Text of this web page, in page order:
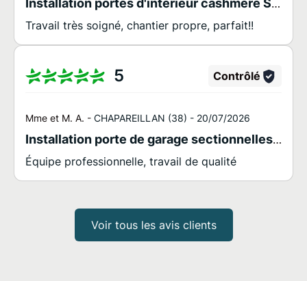
Installation portes d'intérieur cashmere ST BERON
Travail très soigné, chantier propre, parfait!!
5 Contrôlé
Mme et M. A. - CHAPAREILLAN (38) - 20/07/2026
Installation porte de garage sectionnelles sans rainure motorisée CHAPAREILLAN
Équipe professionnelle, travail de qualité
Voir tous les avis clients